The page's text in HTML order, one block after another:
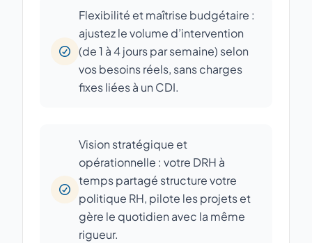
Flexibilité et maîtrise budgétaire :
ajustez le volume d’intervention
(de 1 à 4 jours par semaine) selon
vos besoins réels, sans charges
fixes liées à un CDI.
Vision stratégique et
opérationnelle : votre DRH à
temps partagé structure votre
politique RH, pilote les projets et
gère le quotidien avec la même
rigueur.